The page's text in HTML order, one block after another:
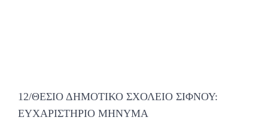
12/ΘΕΣΙΟ ΔΗΜΟΤΙΚΟ ΣΧΟΛΕΙΟ ΣΙΦΝΟΥ:
ΕΥΧΑΡΙΣΤΗΡΙΟ ΜΗΝΥΜΑ